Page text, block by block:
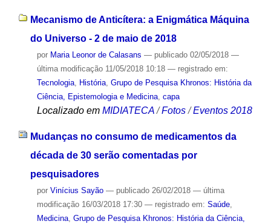
Mecanismo de Anticítera: a Enigmática Máquina
do Universo - 2 de maio de 2018
por Maria Leonor de Calasans — publicado02/05/2018 —
última modificação11/05/2018 10:18 — registrado em:
Tecnologia, História, Grupo de Pesquisa Khronos: História da
Ciência, Epistemologia e Medicina, capa
Localizado em MIDIATECA /Fotos /Eventos 2018
Mudanças no consumo de medicamentos da
década de 30 serão comentadas por
pesquisadores
por Vinícius Sayão — publicado26/02/2018 — última
modificação16/03/2018 17:30 — registrado em: Saúde,
Medicina, Grupo de Pesquisa Khronos: História da Ciência,